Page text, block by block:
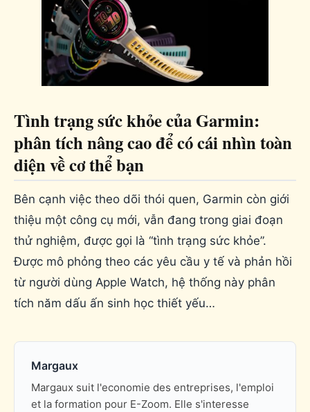
Tình trạng sức khỏe của Garmin:
phân tích nâng cao để có cái nhìn toàn
diện về cơ thể bạn
Bên cạnh việc theo dõi thói quen, Garmin còn giới
thiệu một công cụ mới, vẫn đang trong giai đoạn
thử nghiệm, được gọi là “tình trạng sức khỏe”.
Được mô phỏng theo các yêu cầu y tế và phản hồi
từ người dùng Apple Watch, hệ thống này phân
tích năm dấu ấn sinh học thiết yếu…
Margaux
Margaux suit l'economie des entreprises, l'emploi
et la formation pour E-Zoom. Elle s'interesse